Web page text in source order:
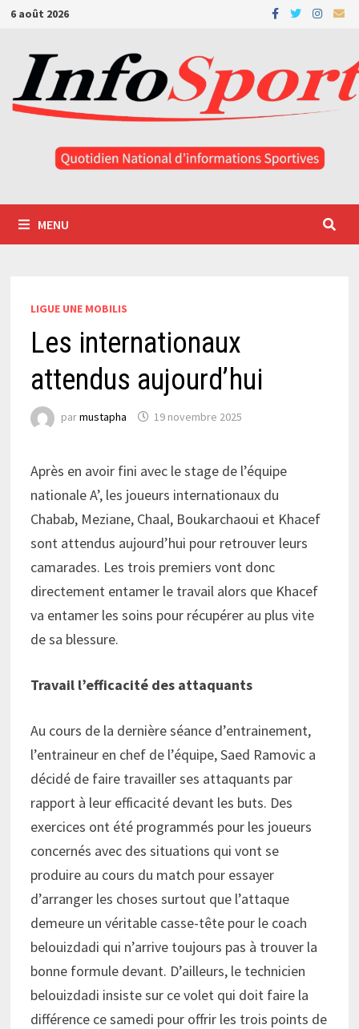
Passer
contenu
6 août 2026
MENU
LIGUE UNE MOBILIS
Les internationaux
attendus aujourd’hui
parmustapha 19 novembre 2025
Après en avoir fini avec le stage de l’équipe
nationale A’, les joueurs internationaux du
Chabab, Meziane, Chaal, Boukarchaoui et Khacef
sont attendus aujourd’hui pour retrouver leurs
camarades. Les trois premiers vont donc
directement entamer le travail alors que Khacef
va entamer les soins pour récupérer au plus vite
de sa blessure.
Travail l’efficacité des attaquants
Au cours de la dernière séance d’entrainement,
l’entraineur en chef de l’équipe, Saed Ramovic a
décidé de faire travailler ses attaquants par
rapport à leur efficacité devant les buts. Des
exercices ont été programmés pour les joueurs
concernés avec des situations qui vont se
produire au cours du match pour essayer
d’arranger les choses surtout que l’attaque
demeure un véritable casse-tête pour le coach
belouizdadi qui n’arrive toujours pas à trouver la
bonne formule devant. D’ailleurs, le technicien
belouizdadi insiste sur ce volet qui doit faire la
différence ce samedi pour offrir les trois points de